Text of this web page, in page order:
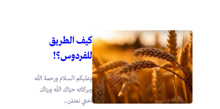
كيف الطريق
للفردوس؟!
وعليكم السلام ورحمة الله
وبركاته حيّاك الله وبيّاك
أختي نعتذر...